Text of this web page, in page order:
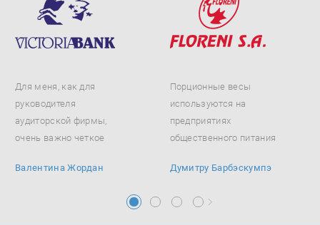
Для меня, как для
руководителя
аудиторской фирмы,
очень важно четкое
программного...
Валентина Жордан
Порционные весы
используются на
предприятиях
общественного питания
оснащена...
Думитру Барбэскумпэ